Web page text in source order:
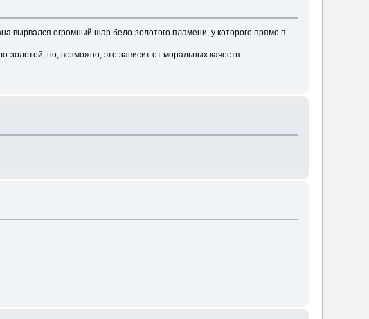
вырвался огромный шар бело-золотого пламени, у которого прямо в
золотой, но, возможно, это зависит от моральных качеств